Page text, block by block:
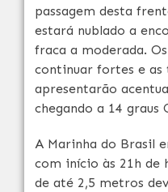
passagem desta
estará nublado a
fraca a moderada.
continuar fortes e as
apresentarão
chegando a 14 graus
A Marinha do Brasil
com início às 21h de
de até 2,5 metros